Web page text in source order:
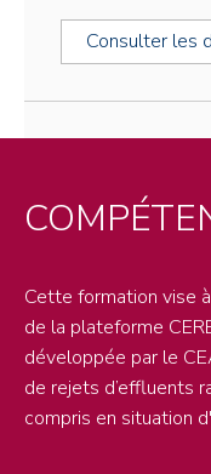
Consulter les
Cette formation vise
de la plateforme
développée par le
de rejets d’effluents
compris en situation